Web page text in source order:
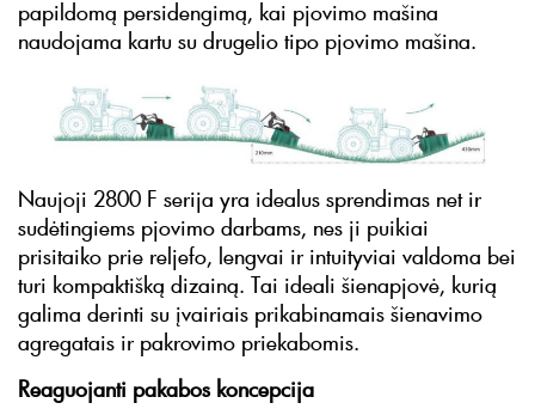
papildomą persidengimą, kai pjovimo mašina
naudojama kartu su drugelio tipo pjovimo mašina.
Naujoji 2800 F serija yra idealus sprendimas net ir
sudėtingiems pjovimo darbams, nes ji puikiai
prisitaiko prie reljefo, lengvai ir intuityviai valdoma bei
turi kompaktišką dizainą. Tai ideali šienapjovė, kurią
galima derinti su įvairiais prikabinamais šienavimo
agregatais ir pakrovimo priekabomis.
Reaguojanti pakabos koncepcija